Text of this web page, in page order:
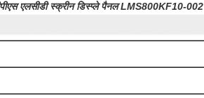
एलसीडी स्क्रीन डिस्प्ले पैनल LMS800KF10-002